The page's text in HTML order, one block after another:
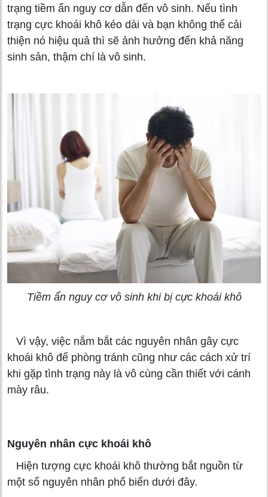
trạng tiềm ẩn nguy cơ dẫn đến vô sinh. Nếu tình
trạng cực khoái khô kéo dài và bạn không thể cải
thiện nó hiệu quả thì sẽ ảnh hưởng đến khả năng
sinh sản, thậm chí là vô sinh.
Tiềm ẩn nguy cơ vô sinh khi bị cực khoái khô
Vì vậy, việc nắm bắt các nguyên nhân gây cực
khoái khô để phòng tránh cũng như các cách xử trí
khi gặp tình trạng này là vô cùng cần thiết với cánh
mày râu.
Nguyên nhân cực khoái khô
Hiện tượng cực khoái khô thường bắt nguồn từ
một số nguyên nhân phổ biến dưới đây.